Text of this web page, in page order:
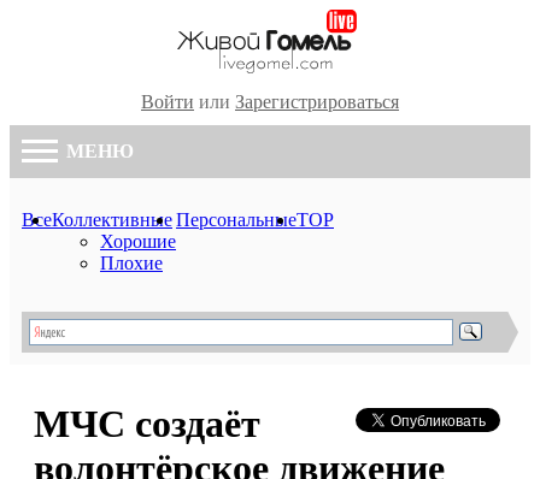
Войти или Зарегистрироваться
МЕНЮ
ВсеКоллективные
Хорошие
Плохие
ПерсональныеTOP
МЧС создаёт
волонтёрское движение